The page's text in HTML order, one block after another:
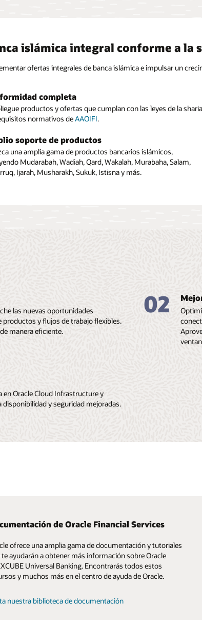
islámica integral conforme a la
ofertas integrales de banca islámica e impulsar un
completa
productos y ofertas que cumplan con las leyes de la
normativos deAAOIFI.
soporte de productos
una amplia gama de productos bancarios islámicos,
Mudarabah, Wadiah, Qard, Wakalah, Murabaha, Salam,
Ijarah, Musharakh, Sukuk, Istisna y más.
ofertas de banca minorista islámica
depósitos islámicos personalizados y relevantes. Estructurar
financieros islámicos que reducen el riesgo.
mejorada
y asigne precios atractivos a productos y ofertas islámicos
y mercados.
islámicas
los productos financieros islámicos que cumplen con la ley
comercial y tesorería
financiación comercial islámica y optimice las operaciones de
para instrumentos islámicos.
las nuevas oportunidades
productos y flujos de trabajo flexibles.
manera eficiente.
02
en Oracle Cloud Infrastructure y
y seguridad mejoradas.
de Oracle Financial Services
ofrece una amplia gama de documentación y tutoriales
te ayudarán a obtener más información sobre Oracle
Universal Banking. Encontrarás todos estos
y muchos más en el centro de ayuda de Oracle.
nuestra biblioteca de documentación
de clientes
y comparte información, haz preguntas y comentarios
las últimas tecnologías.
a nuestra comunidad